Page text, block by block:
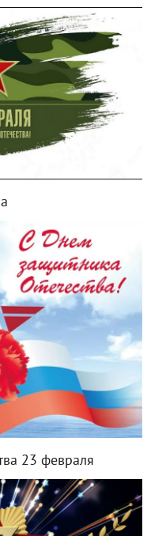
23 февраля